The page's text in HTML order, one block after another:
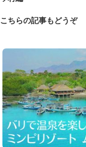
こちらの記事もどうぞ